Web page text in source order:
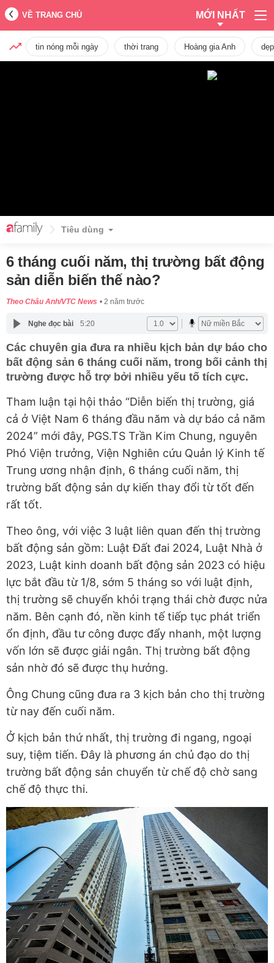
VỀ TRANG CHỦ MỚI NHẤT
tin nóng mỗi ngày thời trang Hoàng gia Anh dẹp
Tiêu dùng
6 tháng cuối năm, thị trường bất động
sản diễn biến thế nào?
Theo Châu Anh/VTC News 2 năm trước
Nghe đọc bài 5:20
Các chuyên gia đưa ra nhiều kịch bản dự báo cho
bất động sản 6 tháng cuối năm, trong bối cảnh thị
trường được hỗ trợ bởi nhiều yếu tố tích cực.
Tham luận tại hội thảo “Diễn biến thị trường, giá
cả ở Việt Nam 6 tháng đầu năm và dự báo cả năm
2024” mới đây, PGS.TS Trần Kim Chung, nguyên
Phó Viện trưởng, Viện Nghiên cứu Quản lý Kinh tế
Trung ương nhận định, 6 tháng cuối năm, thị
trường bất động sản dự kiến thay đổi từ tốt đến
rất tốt.
Theo ông, với việc 3 luật liên quan đến thị trường
bất động sản gồm: Luật Đất đai 2024, Luật Nhà ở
2023, Luật kinh doanh bất động sản 2023 có hiệu
lực bắt đầu từ 1/8, sớm 5 tháng so với luật định,
thị trường sẽ chuyển khỏi trạng thái chờ được nửa
năm. Bên cạnh đó, nền kinh tế tiếp tục phát triển
ổn định, đầu tư công được đẩy nhanh, một lượng
vốn lớn sẽ được giải ngân. Thị trường bất động
sản nhờ đó sẽ được thụ hưởng.
Ông Chung cũng đưa ra 3 kịch bản cho thị trường
từ nay đến cuối năm.
Ở kịch bản thứ nhất, thị trường đi ngang, ngoại
suy, tiệm tiến. Đây là phương án chủ đạo do thị
trường bất động sản chuyển từ chế độ chờ sang
chế độ thực thi.